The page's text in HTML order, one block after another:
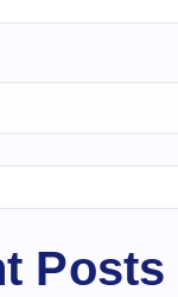
Posts